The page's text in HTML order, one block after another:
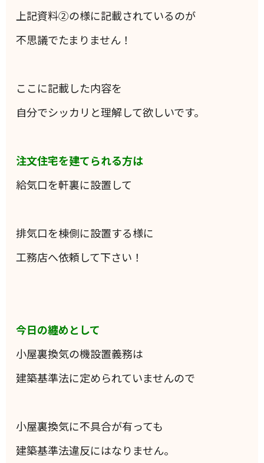
上記資料②の様に記載されているのが
不思議でたまりません！
ここに記載した内容を
自分でシッカリと理解して欲しいです。
注文住宅を建てられる方は
給気口を軒裏に設置して
排気口を棟側に設置する様に
工務店へ依頼して下さい！
今日の纏めとして
小屋裏換気の機設置義務は
建築基準法に定められていませんので
小屋裏換気に不具合が有っても
建築基準法違反にはなりません。